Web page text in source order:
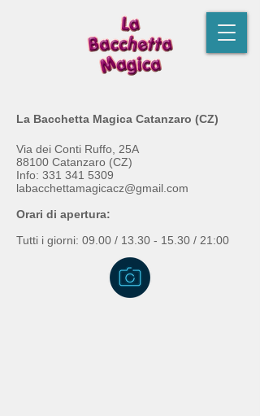
La Bacchetta Magica Catanzaro (CZ)
Via dei Conti Ruffo, 25A
88100 Catanzaro (CZ)
Info: 331 341 5309
labacchettamagicacz@gmail.com
Orari di apertura:
Tutti i giorni: 09.00 / 13.30 - 15.30 / 21:00